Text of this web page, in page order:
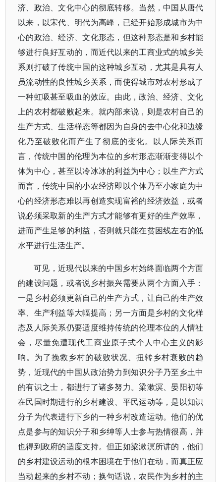
济、政治、文化中心的彻底转移。当然，中国从唐代
以来，以宋代、明代为高峰，已经开始形成城市为中
心的政治、经济、文化形态，但这种形态是和乡村能
够进行良好互动的，而近代以来的工商业式的城乡关
系则打破了传统中国的这种城乡互动，尤其是具有人
员流动性的良性城乡关系，而使得城市对农村形成了
一种虹吸甚至吸血的效应。由此，政治、经济、文化
上的农村都破败起来。就内部来说，则是农村自己的
生产方式、生活样态等都因为自身的去中心化和边缘
化乃至破败化而产生了彻底的变化。以人际关系而
言，传统中国的伦理为本位的乡村形态渐渐变得以个
体为中心，甚至以冷冰冰的利益为中心；以生产方式
而言，传统中国的小农经济即以个体乃至小家庭为中
心的经济形态难以再创造实现富裕的经济效益，或者
说必须采取新的生产方式才能够有更好的生产效率，
进而产生足够的利益，否则就只能在贫困线左右的低
水平进行生活生产。
可见，近现代以来的中国乡村始终面临两个方面
的建设问题，或者说乡村振兴需要从两个方面入手：
一是乡村必须更新自己的生产方式，让自己的生产效
率、生产利益等大幅提高；另一方面是乡村的文化样
态及人际关系仍要适度维持传统的伦理本位的人情社
会，尽量免遭现代工商业原子式个人中心主义的影
响。为了挽救乡村的破败状况、扭转乡村衰败的趋
势，近现代的中国从政治势力到知识分子乃至乡土中
的有识之士，都进行了诸多努力。梁漱溟、晏阳初等
在民国时期进行的乡村建设、平民运动等，是以知识
分子为代表进行下乡的一种乡村改造运动。他们的优
点是参与的知识分子和乡绅等人士参与热情很高，并
也得到政府的适度支持。但正如梁漱溟所讲的，他们
的乡村建设运动的根本困境在于他们在动，而真正应
当动起来的乡村不动；换句话说，农民作为乡村的主